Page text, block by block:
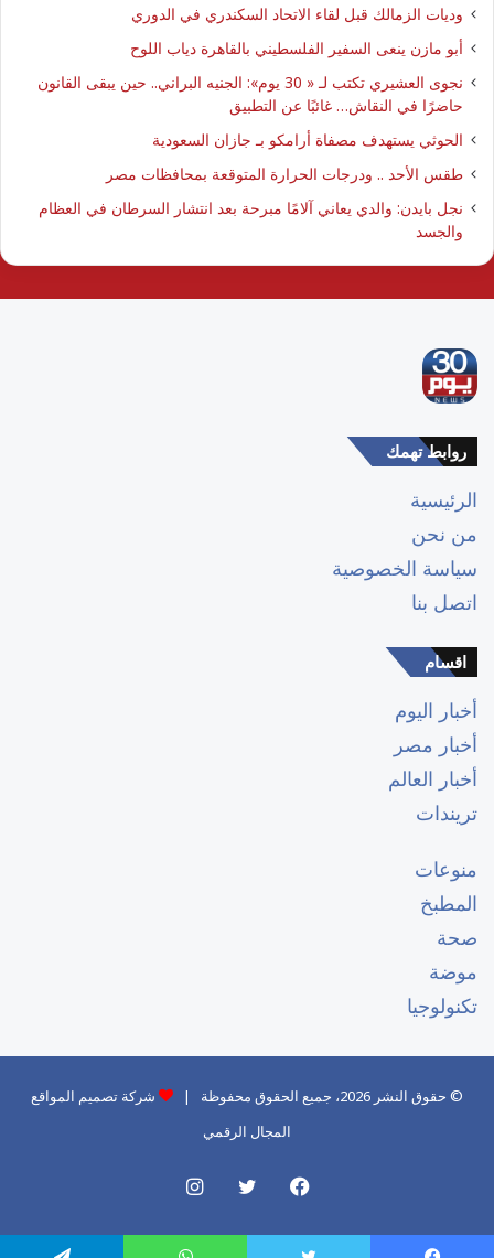
وديات الزمالك قبل لقاء الاتحاد السكندري في الدوري
أبو مازن ينعى السفير الفلسطيني بالقاهرة دياب اللوح
نجوى العشيري تكتب لـ « 30 يوم»: الجنيه البراني.. حين يبقى القانون
حاضرًا في النقاش… غائبًا عن التطبيق
الحوثي يستهدف مصفاة أرامكو بـ جازان السعودية
طقس الأحد .. ودرجات الحرارة المتوقعة بمحافظات مصر
نجل بايدن: والدي يعاني آلامًا مبرحة بعد انتشار السرطان في العظام
والجسد
روابط تهمك
الرئيسية
من نحن
سياسة الخصوصية
اتصل بنا
اقسام
أخبار اليوم
أخبار مصر
أخبار العالم
تريندات
منوعات
المطبخ
صحة
موضة
تكنولوجيا
© حقوق النشر 2026، جميع الحقوق محفوظة |
شركة تصميم المواقع
المجال الرقمي
فيسبوك تويتر انستقرام